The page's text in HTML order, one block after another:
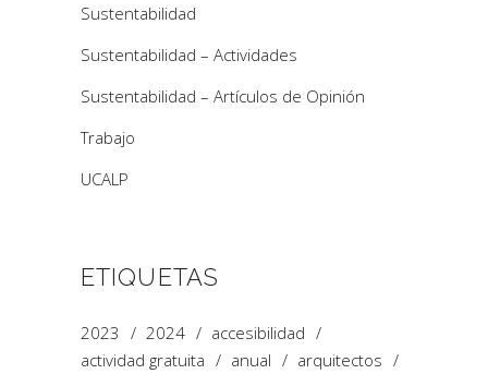
Sustentabilidad
Sustentabilidad – Actividades
Sustentabilidad – Artículos de Opinión
Trabajo
UCALP
ETIQUETAS
2023 2024
accesibilidad
actividad gratuita
anual
arquitectos